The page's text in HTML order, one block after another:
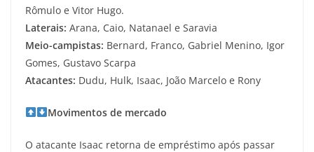
Rômulo e Vitor Hugo.
Laterais: Arana, Caio, Natanael e Saravia
Meio-campistas: Bernard, Franco, Gabriel Menino, Igor
Gomes, Gustavo Scarpa
Atacantes: Dudu, Hulk, Isaac, João Marcelo e Rony
Movimentos de mercado
O atacante Isaac retorna de empréstimo após passar